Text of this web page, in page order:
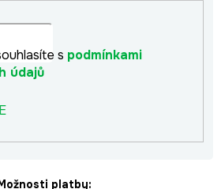
s podmínkami
údajů
platby: